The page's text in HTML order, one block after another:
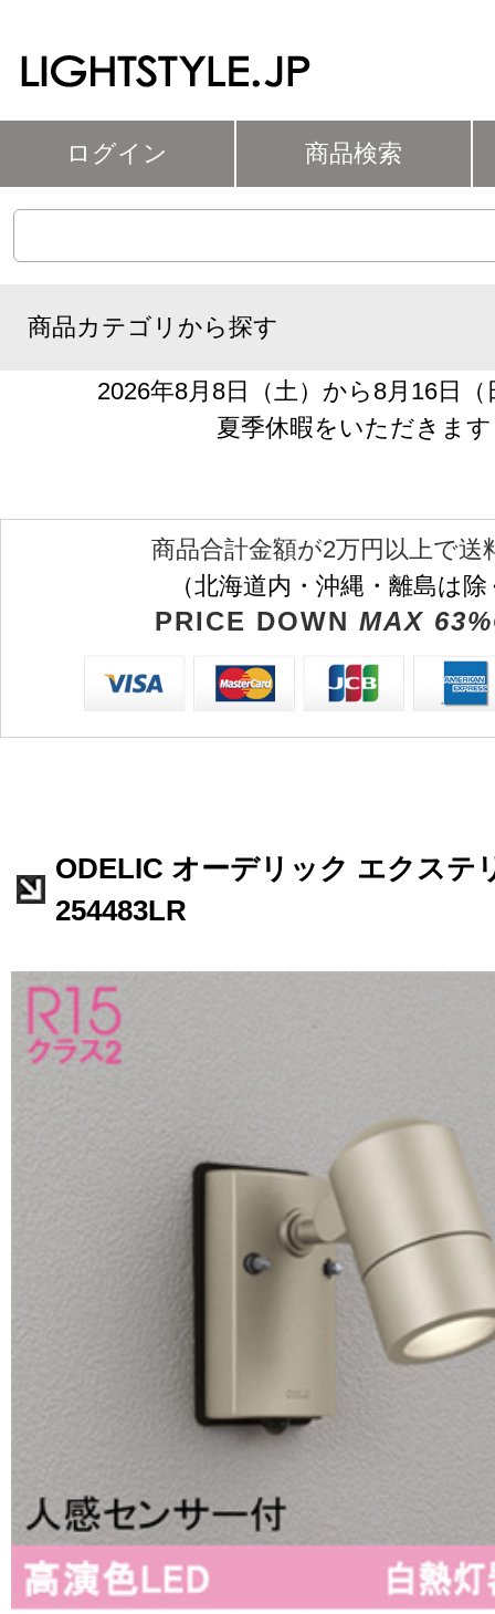
ログイン 商品検索
商品カテゴリから探す
2026年8月8日（土）から8月16日
夏季休暇をいただきます
商品合計金額が2万円以上で送
（北海道内・沖縄・離島は
PRICE DOWN MAX
ODELIC オーデリック エクステ
254483LR